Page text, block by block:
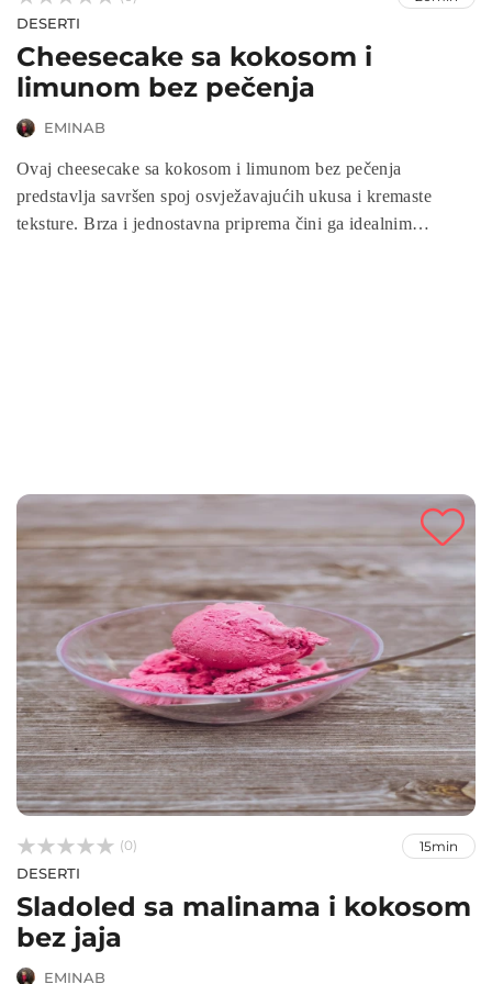
DESERTI
Cheesecake sa kokosom i
limunom bez pečenja
EMINAB
Ovaj cheesecake sa kokosom i limunom bez pečenja
predstavlja savršen spoj osvježavajućih ukusa i kremaste
teksture. Brza i jednostavna priprema čini ga idealnim


 (0) 15min
DESERTI
Sladoled sa malinama i kokosom
bez jaja
EMINAB